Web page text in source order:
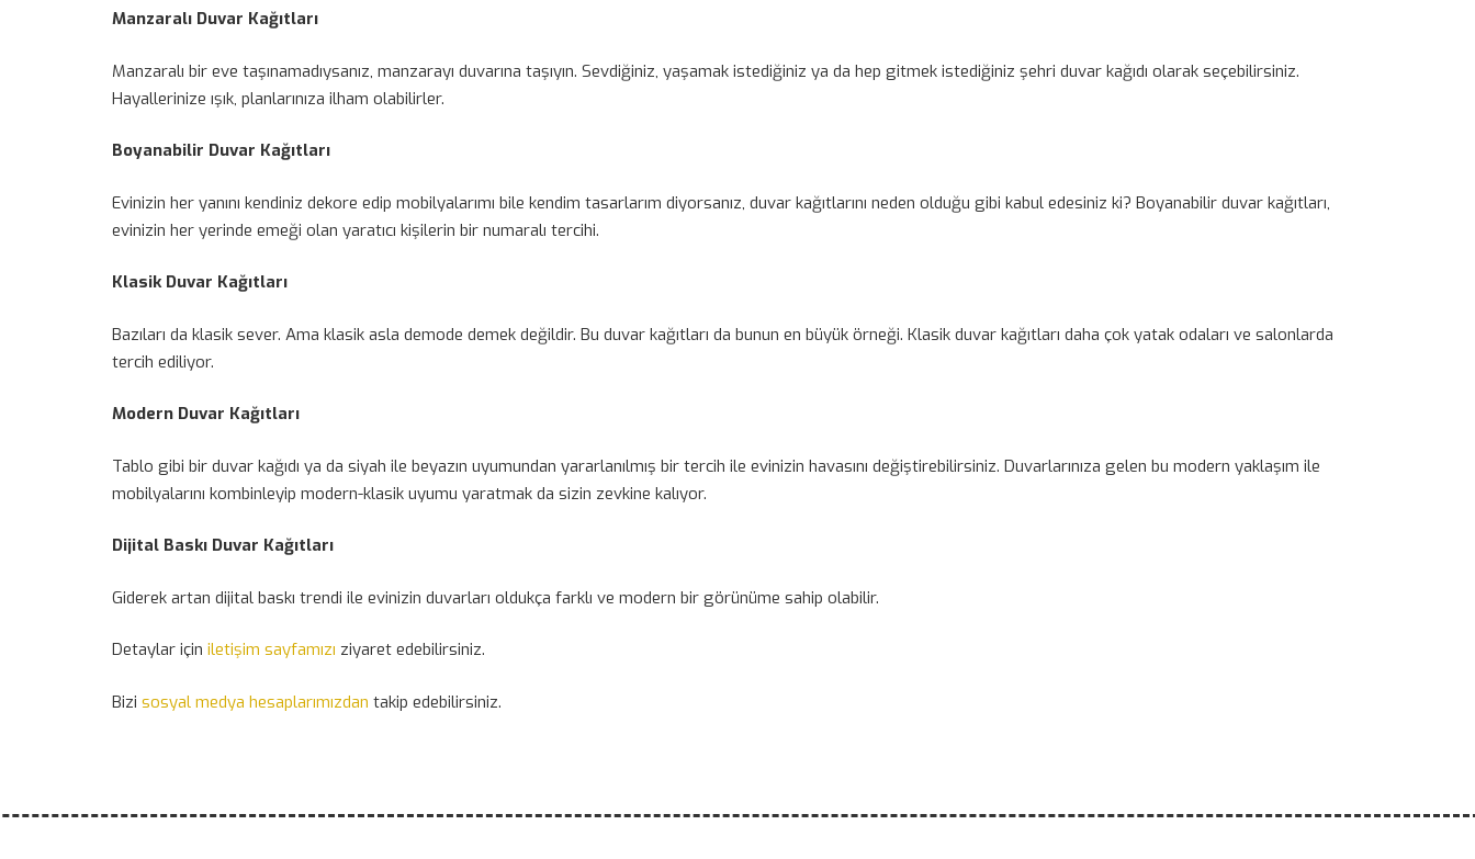
Manzaralı Duvar Kağıtları
Manzaralı bir eve taşınamadıysanız, manzarayı duvarına taşıyın. Sevdiğiniz, yaşamak istediğiniz ya da hep gitmek istediğiniz şehri duvar kağıdı olarak seçebilirsiniz.
Hayallerinize ışık, planlarınıza ilham olabilirler.
Boyanabilir Duvar Kağıtları
Evinizin her yanını kendiniz dekore edip mobilyalarımı bile kendim tasarlarım diyorsanız, duvar kağıtlarını neden olduğu gibi kabul edesiniz ki? Boyanabilir duvar kağıtları,
evinizin her yerinde emeği olan yaratıcı kişilerin bir numaralı tercihi.
Klasik Duvar Kağıtları
Bazıları da klasik sever. Ama klasik asla demode demek değildir. Bu duvar kağıtları da bunun en büyük örneği. Klasik duvar kağıtları daha çok yatak odaları ve salonlarda
tercih ediliyor.
Modern Duvar Kağıtları
Tablo gibi bir duvar kağıdı ya da siyah ile beyazın uyumundan yararlanılmış bir tercih ile evinizin havasını değiştirebilirsiniz. Duvarlarınıza gelen bu modern yaklaşım ile
mobilyalarını kombinleyip modern-klasik uyumu yaratmak da sizin zevkine kalıyor.
Dijital Baskı Duvar Kağıtları
Giderek artan dijital baskı trendi ile evinizin duvarları oldukça farklı ve modern bir görünüme sahip olabilir.
Detaylar için iletişim sayfamızı ziyaret edebilirsiniz.
Bizi sosyal medya hesaplarımızdan takip edebilirsiniz.